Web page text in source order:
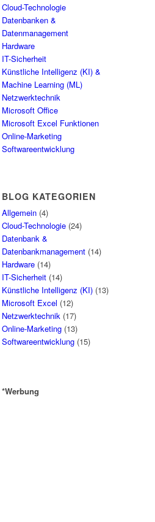
Cloud-Technologie
Datenbanken &
Datenmanagement
Hardware
IT-Sicherheit
Künstliche Intelligenz (KI) &
Machine Learning (ML)
Netzwerktechnik
Microsoft Office
Microsoft Excel Funktionen
Online-Marketing
Softwareentwicklung
BLOG KATEGORIEN
Allgemein (4)
Cloud-Technologie (24)
Datenbank &
Datenbankmanagement (14)
Hardware (14)
IT-Sicherheit (14)
Künstliche Intelligenz (KI) (13)
Microsoft Excel (12)
Netzwerktechnik (17)
Online-Marketing (13)
Softwareentwicklung (15)
*Werbung